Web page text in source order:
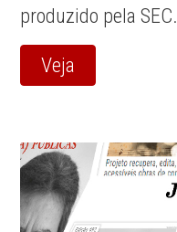
produzido pela SEC.
Veja